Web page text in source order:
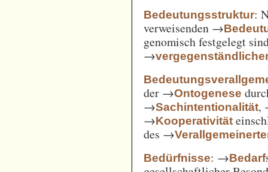
Bedeutungsstruktur:
verweisenden →
genomisch festgelegt
→
der →Ontogenese
→Sachintentionalität,
→Kooperativität
des →
Bedürfnisse: →Bedarf